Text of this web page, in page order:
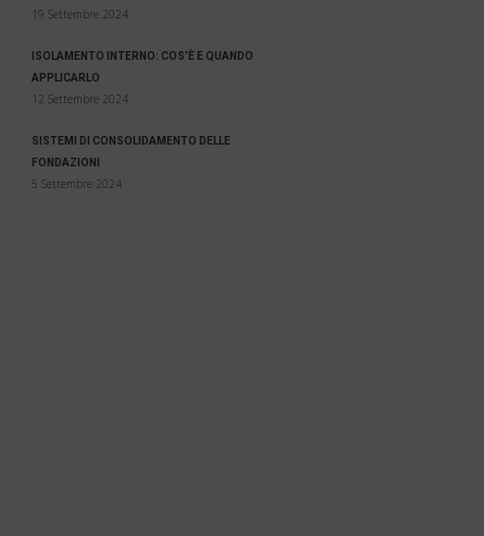
19 Settembre 2024
ISOLAMENTO INTERNO: COS’È E QUANDO
APPLICARLO
12 Settembre 2024
SISTEMI DI CONSOLIDAMENTO DELLE
FONDAZIONI
5 Settembre 2024